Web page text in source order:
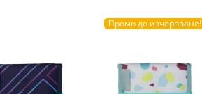
Промо до изчерпване!